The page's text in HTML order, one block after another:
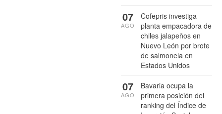
Cofepris investiga
planta empacadora de
chiles jalapeños en
Nuevo León por brote
de salmonela en
Estados Unidos
07
AGO
Bavaria ocupa la
primera posición del
ranking del Índice de
07
AGO